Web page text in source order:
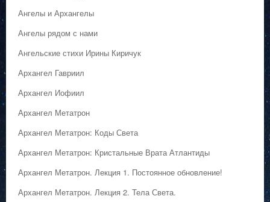
Ангелы и Архангелы
Ангелы рядом с нами
Ангельские стихи Ирины Киричук
Архангел Гавриил
Архангел Иофиил
Архангел Метатрон
Архангел Метатрон: Коды Света
Архангел Метатрон: Кристальные Врата Атлантиды
Архангел Метатрон. Лекция 1. Постоянное обновление!
Архангел Метатрон. Лекция 2. Тела Света.